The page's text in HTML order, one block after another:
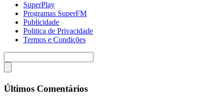
SuperPlay
Programas SuperFM
Publicidade
Politica de Privacidade
Termos e Condições
Últimos Comentários